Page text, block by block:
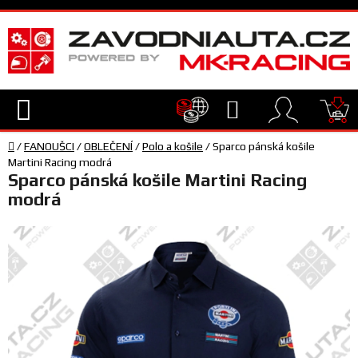
Přejít
na
obsah
Hledat
TECHNIKA
VYBAVENÍ
JEZDEC
TÝM
SERVIS
Domů
/FANOUŠCI /OBLEČENÍ/Polo a košile /Sparco pánská košile
Martini Racing modrá
Sparco pánská košile Martini Racing
modrá